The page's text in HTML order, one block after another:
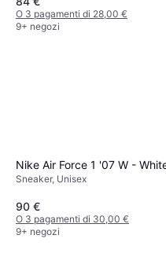
O 3 pagamenti di 28,00 €
9+ negozi
Nike Air Force 1 '07 W -
Sneaker, Unisex
90 €
O 3 pagamenti di 30,00 €
9+ negozi